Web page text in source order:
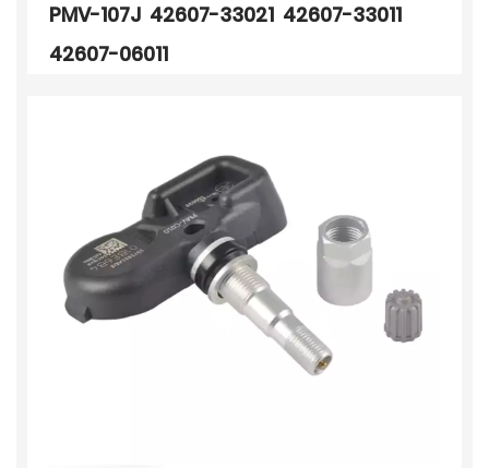
PMV-107J 42607-33021 42607-33011
42607-06011